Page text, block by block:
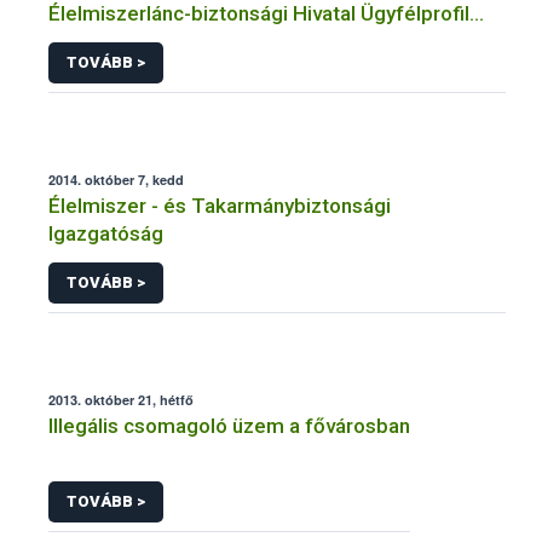
Élelmiszerlánc-biztonsági Hivatal Ügyfélprofil
Rendszerben állati melléktermék témakörben
intézhető közhatalmi eljárásaihoz kapcsolódó
adatkezeléséhez
TOVÁBB >
2014. október 7, kedd
Élelmiszer - és Takarmánybiztonsági
Igazgatóság
TOVÁBB >
2013. október 21, hétfő
Illegális csomagoló üzem a fővárosban
TOVÁBB >